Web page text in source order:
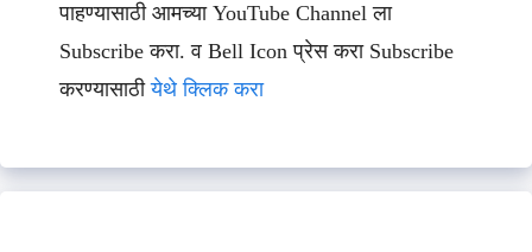
पाहण्यासाठी आमच्या YouTube Channel ला
Subscribe करा. व Bell Icon प्रेस करा Subscribe
करण्यासाठीयेथे क्लिक करा